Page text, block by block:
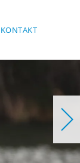
KONTAKT